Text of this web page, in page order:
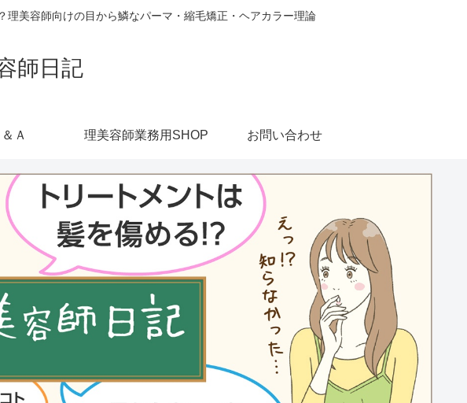
理美容師向けの目から鱗なパーマ・縮毛矯正・ヘアカラー理論
師日記
＆Ａ 理美容師業務用SHOP お問い合わせ